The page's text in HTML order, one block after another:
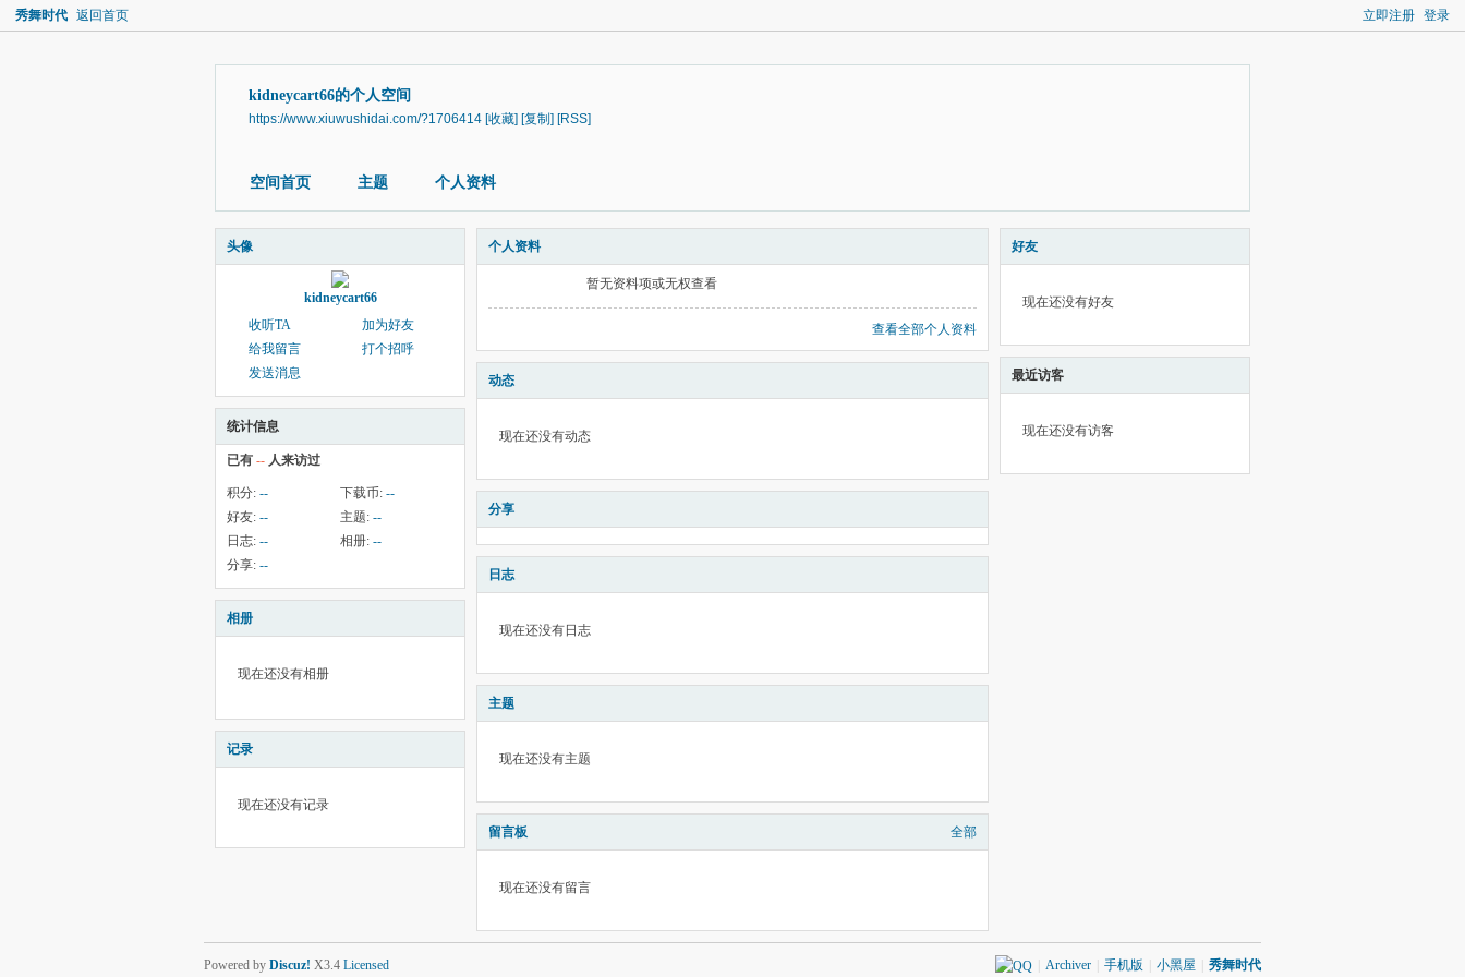
立即注册 登录
秀舞时代 返回首页
kidneycart66的个人空间
https://www.xiuwushidai.com/?1706414 [收藏] [复制] [RSS]
空间首页 主题 个人资料
头像
kidneycart66
收听TA
加为好友
给我留言
打个招呼
发送消息
统计信息
已有 -- 人来访过
积分: -- 下载币: --
好友: -- 主题: --
日志: -- 相册: --
分享: --
相册
现在还没有相册
记录
现在还没有记录
个人资料
暂无资料项或无权查看
查看全部个人资料
动态
现在还没有动态
分享
日志
现在还没有日志
主题
现在还没有主题
留言板 全部
现在还没有留言
好友
现在还没有好友
最近访客
现在还没有访客
Archiver 手机版 小黑屋 秀舞时代
Powered by Discuz! X3.4 Licensed